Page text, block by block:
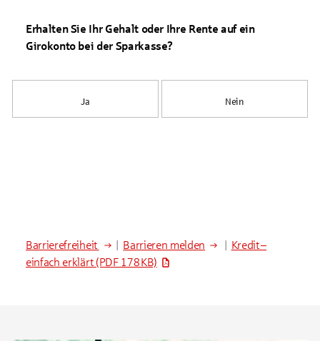
Erhalten Sie Ihr Gehalt oder Ihre Rente auf ein
Girokonto bei der Sparkasse?
Ja Nein
Barrierefreiheit Barrieren melden
Kredit –
einfach erklärt (PDF 178 KB)